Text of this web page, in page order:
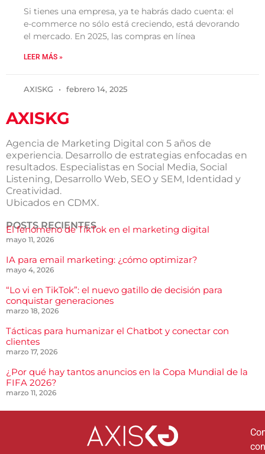
Si tienes una empresa, ya te habrás dado cuenta: el
e-commerce no sólo está creciendo, está devorando
el mercado. En 2025, las compras en línea
LEER MÁS »
AXISKG febrero 14, 2025
AXISKG
Agencia de Marketing Digital con 5 años de
experiencia. Desarrollo de estrategias enfocadas en
resultados. Especialistas en Social Media, Social
Listening, Desarrollo Web, SEO y SEM, Identidad y
Creatividad.
Ubicados en CDMX.
POSTS RECIENTES
El fenómeno de TikTok en el marketing digital
mayo 11, 2026
IA para email marketing: ¿cómo optimizar?
mayo 4, 2026
“Lo vi en TikTok”: el nuevo gatillo de decisión para
conquistar generaciones
marzo 18, 2026
Tácticas para humanizar el Chatbot y conectar con
clientes
marzo 17, 2026
¿Por qué hay tantos anuncios en la Copa Mundial de la
FIFA 2026?
marzo 11, 2026
con